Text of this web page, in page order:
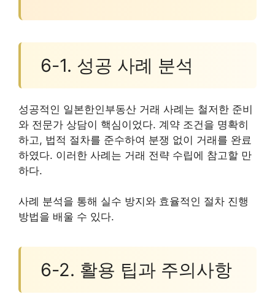
6-1. 성공 사례 분석
성공적인 일본한인부동산 거래 사례는 철저한 준비
와 전문가 상담이 핵심이었다. 계약 조건을 명확히
하고, 법적 절차를 준수하여 분쟁 없이 거래를 완료
하였다. 이러한 사례는 거래 전략 수립에 참고할 만
하다.
사례 분석을 통해 실수 방지와 효율적인 절차 진행
방법을 배울 수 있다.
6-2. 활용 팁과 주의사항